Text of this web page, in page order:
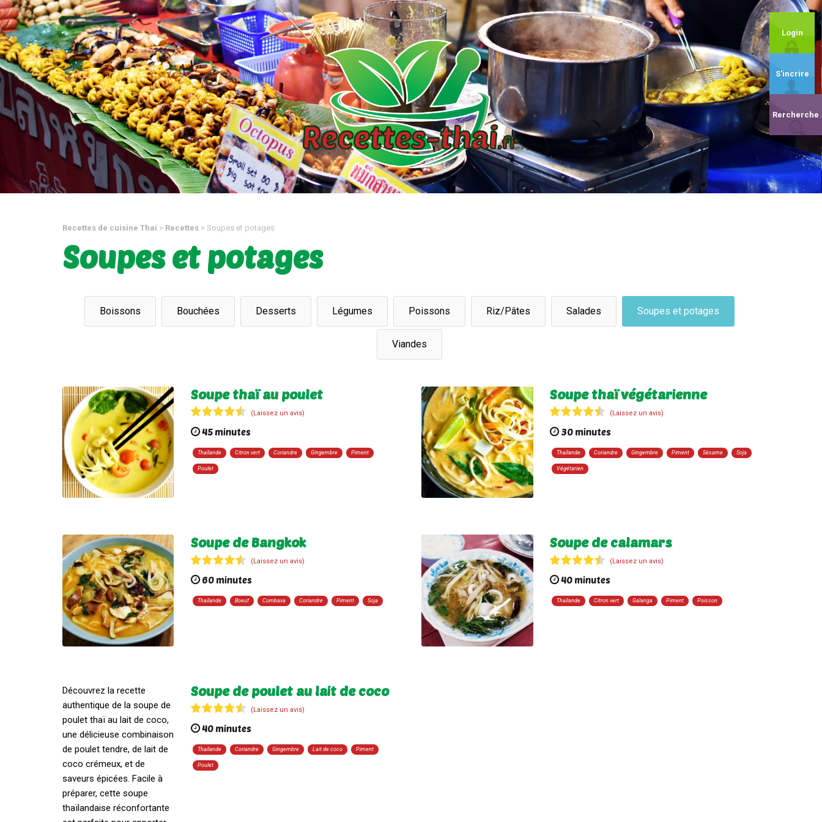
Login
S'incrire
Rercherche
Recettes de cuisine Thai > Recettes > Soupes et potages
Soupes et potages
Boissons Bouchées Desserts Légumes Poissons Riz/Pâtes Salades Soupes et potages
Viandes
Soupe thaï au poulet
(Laissez un avis)
45 minutes
Thaïlande Citron vert Coriandre Gingembre Piment
Poulet
Soupe thaï végétarienne
(Laissez un avis)
30 minutes
Thaïlande Coriandre Gingembre Piment Sésame Soja
Végétarien
Soupe de Bangkok
(Laissez un avis)
60 minutes
Thaïlande Boeuf Combava Coriandre Piment Soja
Soupe de calamars
(Laissez un avis)
40 minutes
Thaïlande Citron vert Galanga Piment Poisson
Découvrez la recette
authentique de la soupe de
poulet thaï au lait de coco,
une délicieuse combinaison
de poulet tendre, de lait de
coco crémeux, et de
saveurs épicées. Facile à
préparer, cette soupe
thaïlandaise réconfortante
Soupe de poulet au lait de coco
(Laissez un avis)
40 minutes
Thaïlande Coriandre Gingembre Lait de coco Piment
Poulet